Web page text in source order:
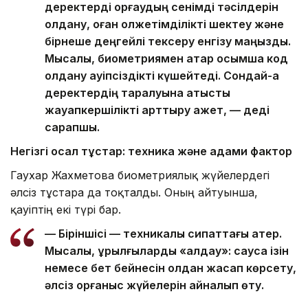
деректерді қорғаудың сенімді тәсілдерін
қолдану, оған қолжетімділікті шектеу және
бірнеше деңгейлі тексеру енгізу маңызды.
Мысалы, биометриямен қатар қосымша код
қолдану қауіпсіздікті күшейтеді. Сондай-ақ
деректердің таралуына қатысты
жауапкершілікті арттыру қажет, — деді
сарапшы.
Негізгі осал тұстар: техника және адами фактор
Гаухар Жахметова биометриялық жүйелердегі
әлсіз тұстарға да тоқталды. Оның айтуынша,
қауіптің екі түрі бар.
— Біріншісі — техникалық сипаттағы қатер.
Мысалы, құрылғыларды «алдау»: саусақ ізін
немесе бет бейнесін қолдан жасап көрсету,
әлсіз қорғаныс жүйелерін айналып өту.